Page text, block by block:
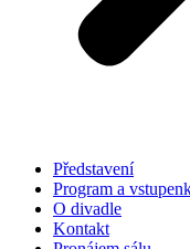
Představení
Program a
O divadle
Kontakt